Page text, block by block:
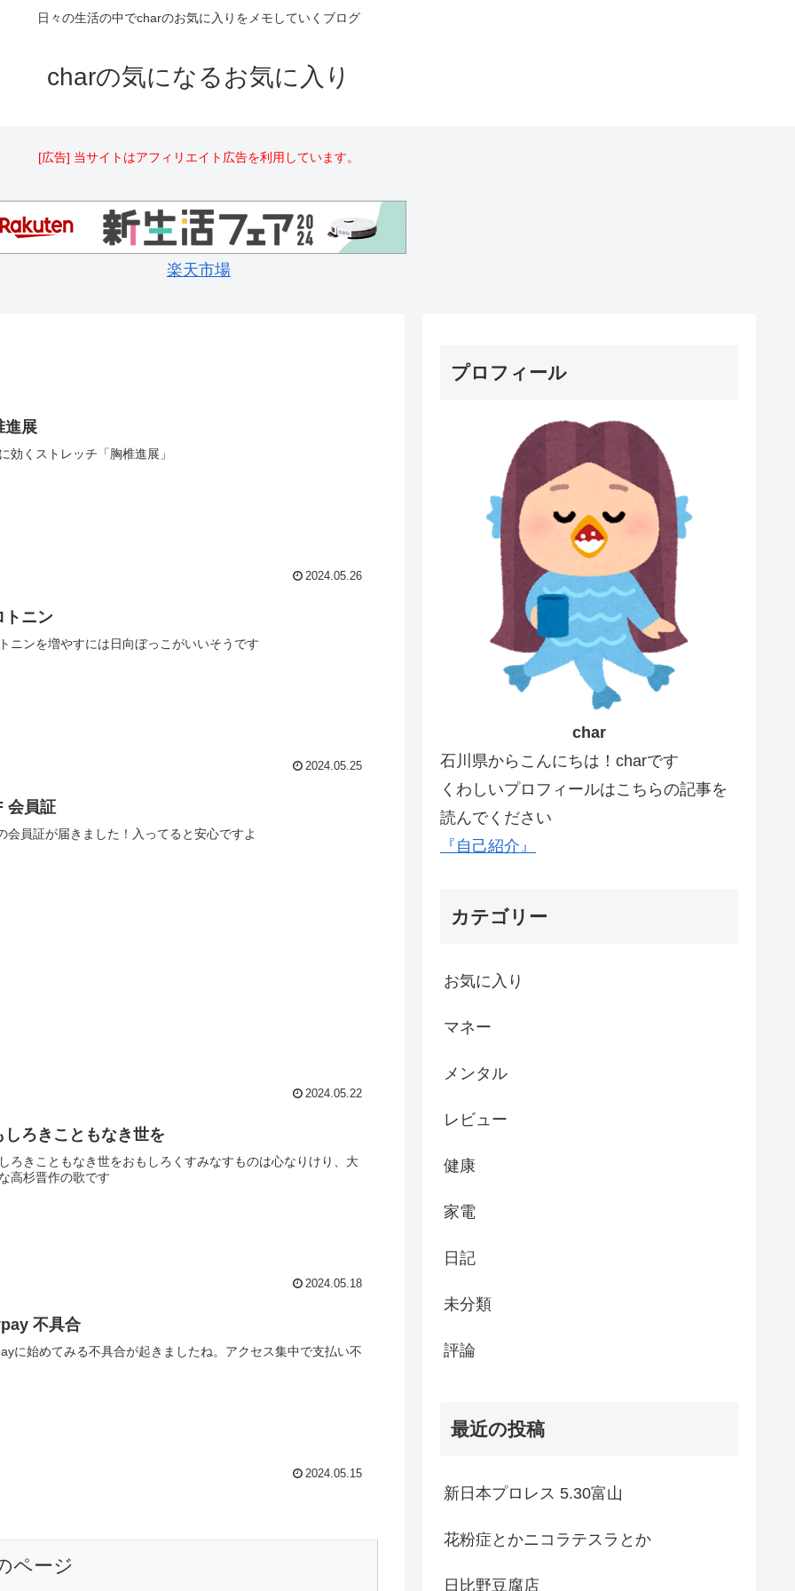
日々の生活の中でcharのお気に入りをメモしていくブログ
charの気になるお気に入り
[広告] 当サイトはアフィリエイト広告を利用しています。
楽天市場
進展
効くストレッチ「胸椎進展」
2024.05.26
トニン
ニンを増やすには日向ぼっこがいいそうです
2024.05.25
会員証
会員証が届きました！入ってると安心ですよ
2024.05.22
しろきこともなき世を
ろきこともなき世をおもしろくすみなすものは心なりけり、大
高杉晋作の歌です
2024.05.18
不具合
に始めてみる不具合が起きましたね。アクセス集中で支払い不
2024.05.15
ページ
プロフィール
char
石川県からこんにちは！charです
くわしいプロフィールはこちらの記事を
読んでください
『自己紹介』
カテゴリー
お気に入り
マネー
メンタル
レビュー
健康
家電
日記
未分類
評論
最近の投稿
新日本プロレス 5.30富山
花粉症とかニコラテスラとか
日比野豆腐店